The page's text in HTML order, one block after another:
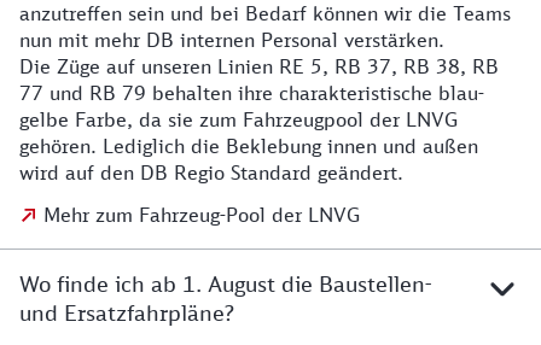
anzutreffen sein und bei Bedarf können wir die Teams
nun mit mehr DB internen Personal verstärken.
Die Züge auf unseren Linien RE 5, RB 37, RB 38, RB
77 und RB 79 behalten ihre charakteristische blau-
gelbe Farbe, da sie zum Fahrzeugpool der LNVG
gehören. Lediglich die Beklebung innen und außen
wird auf den DB Regio Standard geändert.
Mehr zum Fahrzeug-Pool der LNVG
Wo finde ich ab 1. August die Baustellen-
und Ersatzfahrpläne?